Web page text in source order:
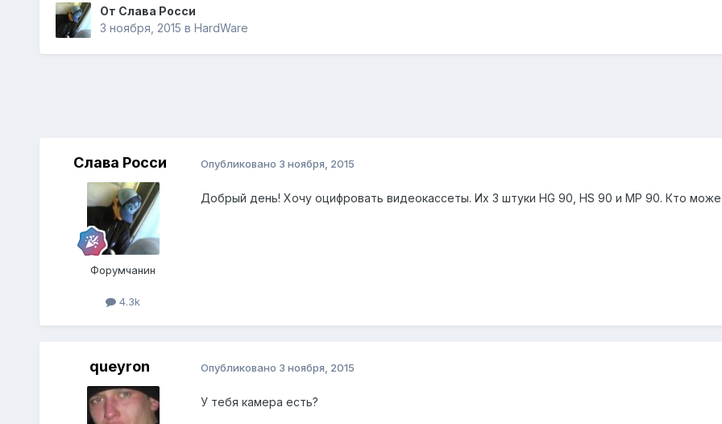
От Слава Росси
3 ноября, 2015 в HardWare
Слава Росси
Форумчанин
4.3k
Опубликовано 3 ноября, 2015
Добрый день! Хочу оцифровать видеокассеты. Их 3 штуки HG 90, HS 90 и MP 90. Кто
queyron Опубликовано 3 ноября, 2015
У тебя камера есть?